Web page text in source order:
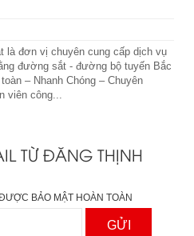
là đơn vị chuyên cung cấp dịch vụ
đường sắt - đường bộ tuyến Bắc
– Nhanh Chóng – Chuyên
viên công...
TỪ ĐĂNG THỊNH
BẢO MẬT HOÀN TOÀN
GỬI